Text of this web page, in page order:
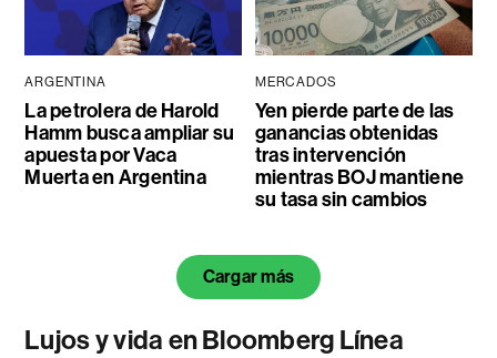
ARGENTINA
La petrolera de Harold
Hamm busca ampliar su
apuesta por Vaca
Muerta en Argentina
MERCADOS
Yen pierde parte de las
ganancias obtenidas
tras intervención
mientras BOJ mantiene
su tasa sin cambios
Cargar más
Lujos y vida en Bloomberg Línea